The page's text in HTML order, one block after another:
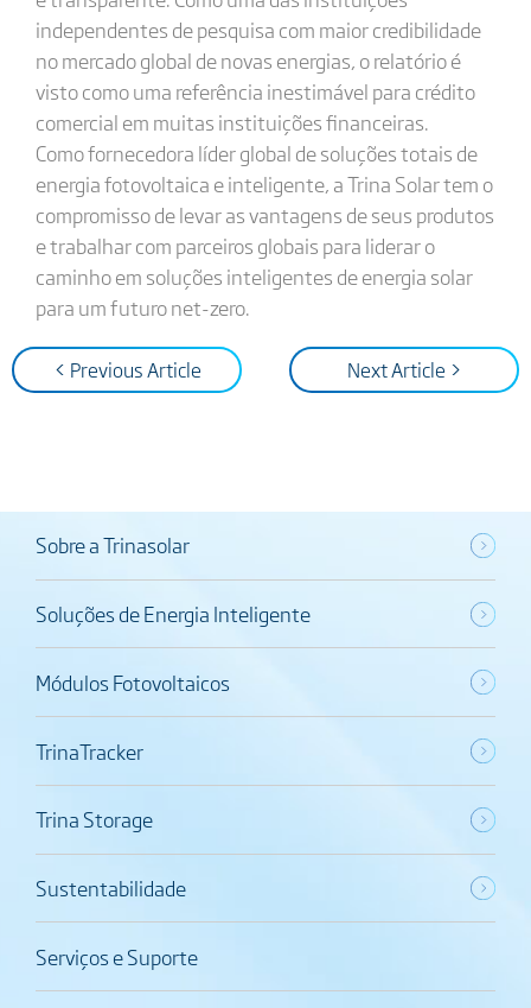
independentes de pesquisa com maior credibilidade
no mercado global de novas energias, o relatório é
visto como uma referência inestimável para crédito
comercial em muitas instituições financeiras.
Como fornecedora líder global de soluções totais de
energia fotovoltaica e inteligente, a Trina Solar tem o
compromisso de levar as vantagens de seus produtos
e trabalhar com parceiros globais para liderar o
caminho em soluções inteligentes de energia solar
para um futuro net-zero.
< Previous Article Next Article >
Sobre a Trinasolar
Soluções de Energia Inteligente
Módulos Fotovoltaicos
TrinaTracker
Trina Storage
Sustentabilidade
Serviços e Suporte